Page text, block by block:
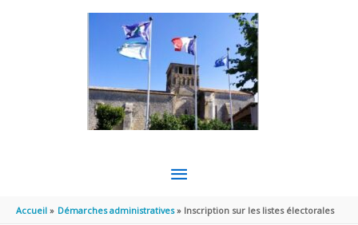
MENU
PRINCIPAL
Accueil Démarches administratives Inscription sur les listes électorales